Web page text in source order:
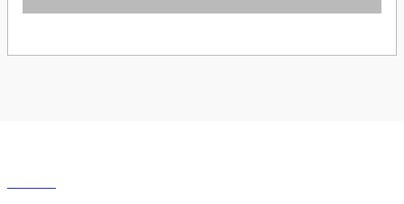
yetersiz gördüğünüz noktaları öneri formunu kullanarak tarafımıza